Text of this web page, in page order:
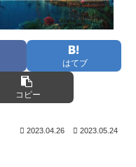
はてブ
コピー
2023.04.26 2023.05.24